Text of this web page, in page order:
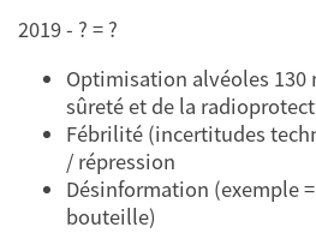
2019 - ? = ?
Optimisation alvéoles 130
sûreté et de la
Fébrilité (incertitudes
/ répression
Désinformation (exemple
bouteille)